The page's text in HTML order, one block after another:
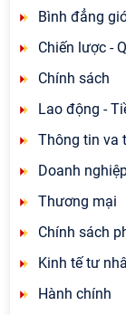
Bình đẳng
Chiến lược -
Chính sách
Lao động -
Thông tin va
Doanh
Thương mại
Chính sách
Kinh tế tư
Hành chính